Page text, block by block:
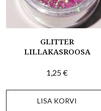
GLITTER
LILLAKASROOSA
1,25€
LISA KORVI